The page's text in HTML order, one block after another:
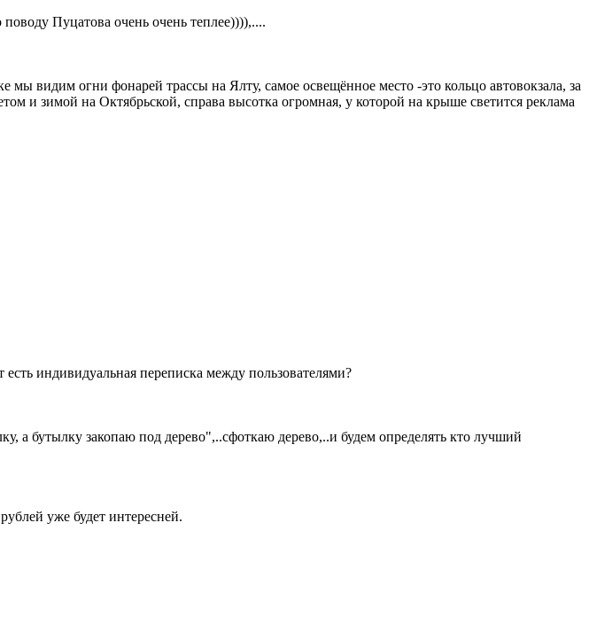
поводу Пуцатова очень очень теплее)))),....
видим огни фонарей трассы на Ялту, самое освещённое место -это кольцо автовокзала, за
и зимой на Октябрьской, справа высотка огромная, у которой на крыше светится реклама
индивидуальная переписка между пользователями?
а бутылку закопаю под дерево",..сфоткаю дерево,..и будем определять кто лучший
уже будет интересней.